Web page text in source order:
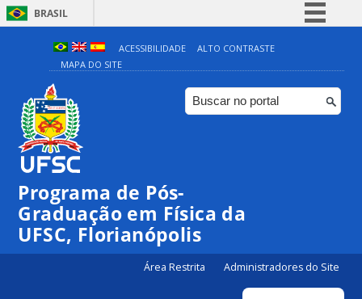
BRASIL
Simplifique!
Comunica BR
Participe
ACESSIBILIDADE
ALTO CONTRASTE
MAPA DO SITE
Programa de Pós-
Graduação em Física da
UFSC, Florianópolis
Área Restrita Administradores do Site